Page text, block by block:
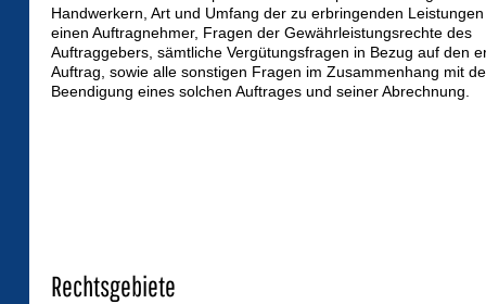
Handwerkern, Art und Umfang der zu erbringenden
einen Auftragnehmer, Fragen der Gewährleistungsrechte des
Auftraggebers, sämtliche Vergütungsfragen in Bezug auf den
Auftrag, sowie alle sonstigen Fragen im Zusammenhang mit
Beendigung eines solchen Auftrages und seiner Abrechnung.
Rechtsgebiete